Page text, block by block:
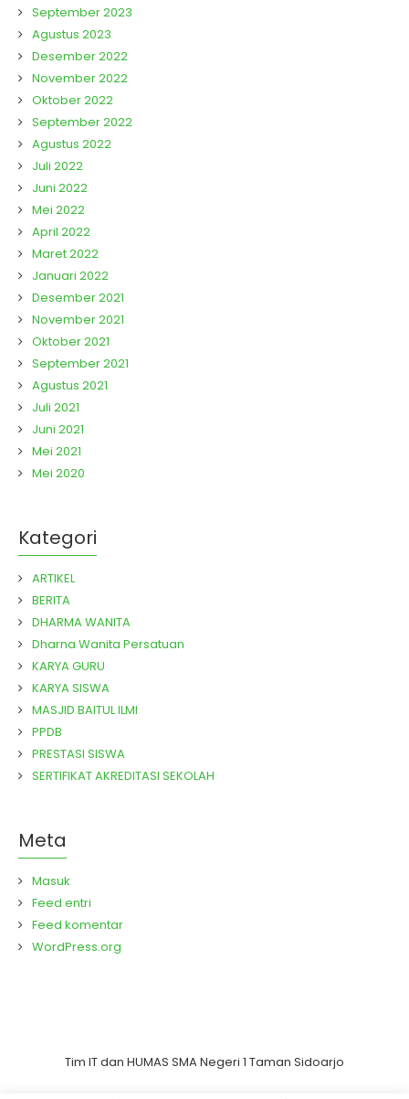
September 2023
Agustus 2023
Desember 2022
November 2022
Oktober 2022
September 2022
Agustus 2022
Juli 2022
Juni 2022
Mei 2022
April 2022
Maret 2022
Januari 2022
Desember 2021
November 2021
Oktober 2021
September 2021
Agustus 2021
Juli 2021
Juni 2021
Mei 2021
Mei 2020
Kategori
ARTIKEL
BERITA
DHARMA WANITA
Dharna Wanita Persatuan
KARYA GURU
KARYA SISWA
MASJID BAITUL ILMI
PPDB
PRESTASI SISWA
SERTIFIKAT AKREDITASI SEKOLAH
Meta
Masuk
Feed entri
Feed komentar
WordPress.org
Tim IT dan HUMAS SMA Negeri 1 Taman Sidoarjo